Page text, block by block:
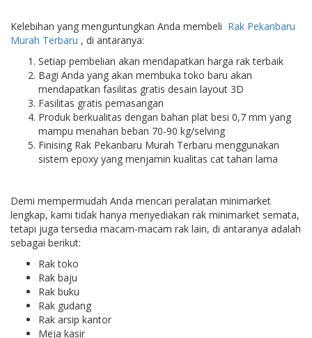
Kelebihan yang menguntungkan Anda membeli Rak Pekanbaru
Murah Terbaru , di antaranya:
Setiap pembelian akan mendapatkan harga rak terbaik
Bagi Anda yang akan membuka toko baru akan
mendapatkan fasilitas gratis desain layout 3D
Fasilitas gratis pemasangan
Produk berkualitas dengan bahan plat besi 0,7 mm yang
mampu menahan beban 70-90 kg/selving
Finising Rak Pekanbaru Murah Terbaru menggunakan
sistem epoxy yang menjamin kualitas cat tahan lama
Demi mempermudah Anda mencari peralatan minimarket
lengkap, kami tidak hanya menyediakan rak minimarket semata,
tetapi juga tersedia macam-macam rak lain, di antaranya adalah
sebagai berikut:
Rak toko
Rak baju
Rak buku
Rak gudang
Rak arsip kantor
Meja kasir